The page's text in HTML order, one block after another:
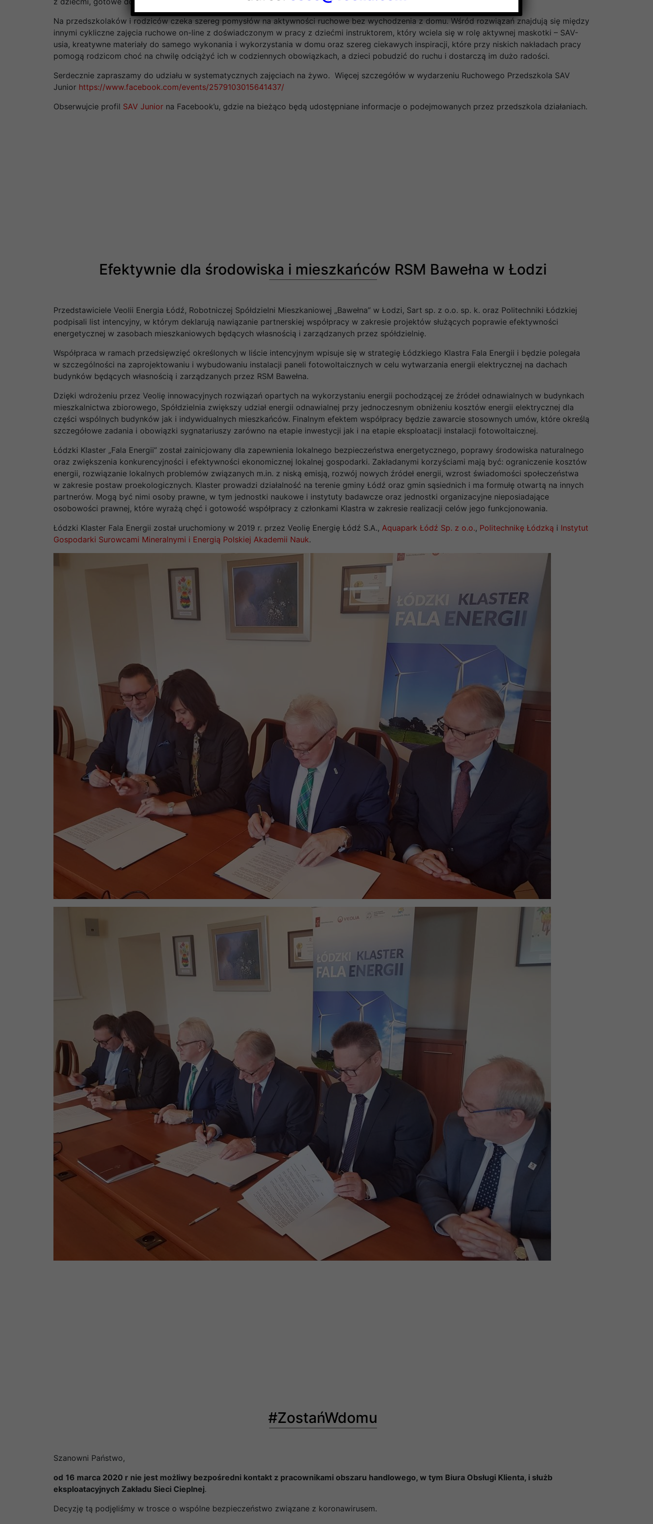
Na przedszkolaków i rodziców czeka szereg pomysłów na aktywności ruchowe bez wychodzenia z domu. Wśród rozwiązań znajdują się między
innymi cykliczne zajęcia ruchowe on-line z doświadczonym w pracy z dziećmi instruktorem, który wciela się w rolę aktywnej maskotki – SAV-
usia, kreatywne materiały do samego wykonania i wykorzystania w domu oraz szereg ciekawych inspiracji, które przy niskich nakładach pracy
pomogą rodzicom choć na chwilę odciążyć ich w codziennych obowiązkach, a dzieci pobudzić do ruchu i dostarczą im dużo radości.
Serdecznie zapraszamy do udziału w systematycznych zajęciach na żywo. Więcej szczegółów w wydarzeniu Ruchowego Przedszkola SAV
Junior https://www.facebook.com/events/2579103015641437/
Obserwujcie profil SAV Juniorna Facebook’u, gdzie na bieżąco będą udostępniane informacje o podejmowanych przez przedszkola działaniach.
Efektywnie dla środowiska i mieszkańców RSM Bawełna w Łodzi
Przedstawiciele Veolii Energia Łódź, Robotniczej Spółdzielni Mieszkaniowej „Bawełna” w Łodzi, Sart sp. z o.o. sp. k. oraz Politechniki Łódzkiej
podpisali list intencyjny, w którym deklarują nawiązanie partnerskiej współpracy w zakresie projektów służących poprawie efektywności
energetycznej w zasobach mieszkaniowych będących własnością i zarządzanych przez spółdzielnię.
Współpraca w ramach przedsięwzięć określonych w liście intencyjnym wpisuje się w strategię Łódzkiego Klastra Fala Energii i będzie polegała
w szczególności na zaprojektowaniu i wybudowaniu instalacji paneli fotowoltaicznych w celu wytwarzania energii elektrycznej na dachach
budynków będących własnością i zarządzanych przez RSM Bawełna.
Dzięki wdrożeniu przez Veolię innowacyjnych rozwiązań opartych na wykorzystaniu energii pochodzącej ze źródeł odnawialnych w budynkach
mieszkalnictwa zbiorowego, Spółdzielnia zwiększy udział energii odnawialnej przy jednoczesnym obniżeniu kosztów energii elektrycznej dla
części wspólnych budynków jak i indywidualnych mieszkańców. Finalnym efektem współpracy będzie zawarcie stosownych umów, które określą
szczegółowe zadania i obowiązki sygnatariuszy zarówno na etapie inwestycji jak i na etapie eksploatacji instalacji fotowoltaicznej.
Łódzki Klaster „Fala Energii” został zainicjowany dla zapewnienia lokalnego bezpieczeństwa energetycznego, poprawy środowiska naturalnego
oraz zwiększenia konkurencyjności i efektywności ekonomicznej lokalnej gospodarki. Zakładanymi korzyściami mają być: ograniczenie kosztów
energii, rozwiązanie lokalnych problemów związanych m.in. z niską emisją, rozwój nowych źródeł energii, wzrost świadomości społeczeństwa
w zakresie postaw proekologicznych. Klaster prowadzi działalność na terenie gminy Łódź oraz gmin sąsiednich i ma formułę otwartą na innych
partnerów. Mogą być nimi osoby prawne, w tym jednostki naukowe i instytuty badawcze oraz jednostki organizacyjne nieposiadające
osobowości prawnej, które wyrażą chęć i gotowość współpracy z członkami Klastra w zakresie realizacji celów jego funkcjonowania.
Łódzki Klaster Fala Energii został uruchomiony w 2019 r. przez Veolię Energię Łódź S.A., Aquapark Łódź Sp. z o.o., Politechnikę Łódzką i Instytut
Gospodarki Surowcami Mineralnymi i Energią Polskiej Akademii Nauk.
#ZostańWdomu
Szanowni Państwo,
od 16 marca 2020 r nie jest możliwy bezpośredni kontakt z pracownikami obszaru handlowego, w tym Biura Obsługi Klienta, i służb
eksploatacyjnych Zakładu Sieci Cieplnej.
Decyzję tą podjęliśmy w trosce o wspólne bezpieczeństwo związane z koronawirusem.